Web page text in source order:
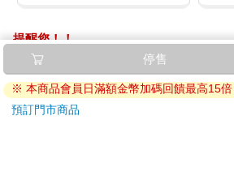
提醒您！！
金石堂及銀行均不會請您操作ATM! 如
ATM提款機，請不要聽從指示，以免受
退換貨須知：
停售
※ 本商品會員日滿額金幣加碼回饋最高15倍
預訂門市商品